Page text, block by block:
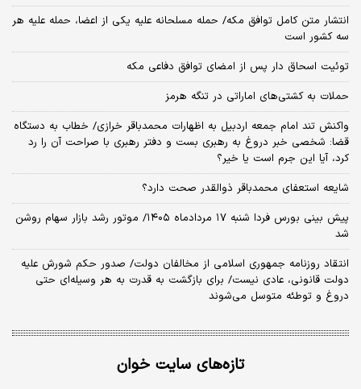
انتشار متن کامل توافق مکه/ حمله مسلحانه علیه یکی از اعضا، حمله علیه هر
سه کشور است
توئیت اسحاق دار پس از امضای توافق دفاعی مکه
حملات به کشتی‌های اماراتی در تنگه هرمز
واکنش تند امام جمعه اردبیل به اظهارات محمدباقر خرازی/ خطاب به دستگاه
قضا: شخصی خبر دروغ به رهبری بست و دفتر رهبری با صراحت آن را رد
کرد، آیا این جرم است یا خیر؟
شایعه استعفای محمدباقر ذوالقدر صحت دارد؟
پیش بینی بورس فردا شنبه ۱۷ مردادماه ۱۴۰۵/ موتور رشد بازار سهام روشن
شد
انتقاد روزنامه جمهوری اسلامی از مخالفان دولت/ صدور حکم شورش علیه
دولت قانونی، عادی نیست/ برای بازگشت به قدرت به هر وسیله‌ای حتی
دروغ و توطئه متوسل می‌شوند
تازه‌های سایت خوان